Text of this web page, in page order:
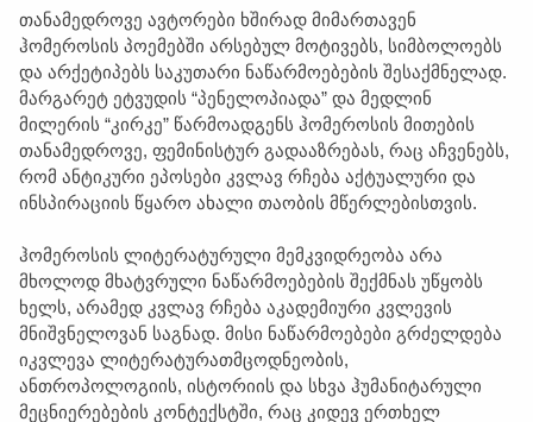
თანამედროვე ავტორები ხშირად მიმართავენ
ჰომეროსის პოემებში არსებულ მოტივებს, სიმბოლოებს
და არქეტიპებს საკუთარი ნაწარმოებების შესაქმნელად.
მარგარეტ ეტვუდის “პენელოპიადა” და მედლინ
მილერის “კირკე” წარმოადგენს ჰომეროსის მითების
თანამედროვე, ფემინისტურ გადააზრებას, რაც აჩვენებს,
რომ ანტიკური ეპოსები კვლავ რჩება აქტუალური და
ინსპირაციის წყარო ახალი თაობის მწერლებისთვის.
ჰომეროსის ლიტერატურული მემკვიდრეობა არა
მხოლოდ მხატვრული ნაწარმოებების შექმნას უწყობს
ხელს, არამედ კვლავ რჩება აკადემიური კვლევის
მნიშვნელოვან საგნად. მისი ნაწარმოებები გრძელდება
იკვლევა ლიტერატურათმცოდნეობის,
ანთროპოლოგიის, ისტორიის და სხვა ჰუმანიტარული
მეცნიერებების კონტექსტში, რაც კიდევ ერთხელ